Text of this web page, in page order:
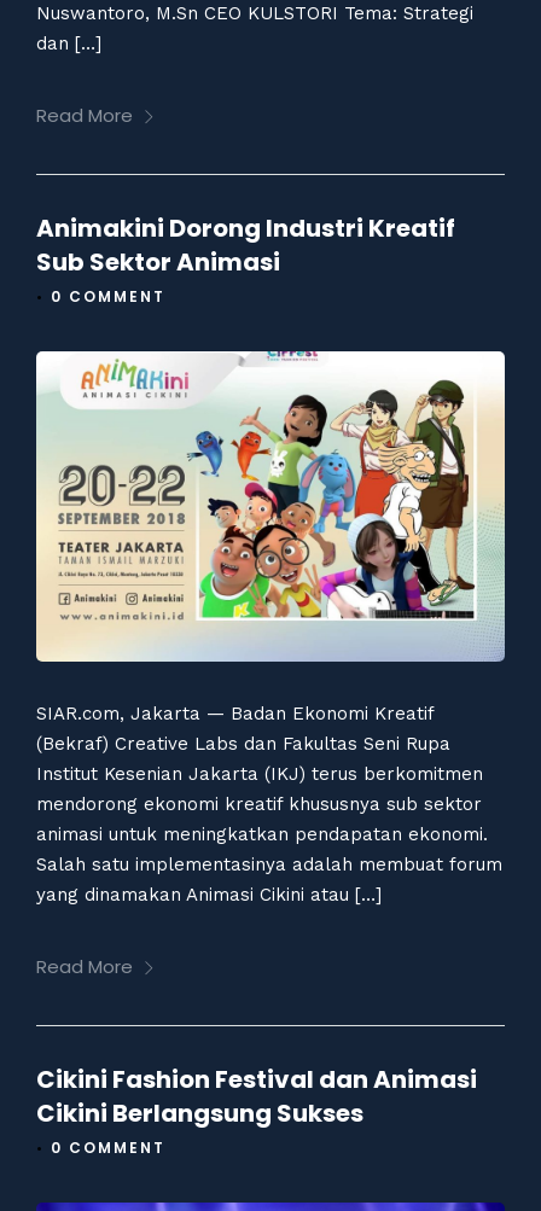
Nuswantoro, M.Sn CEO KULSTORI Tema: Strategi
dan […]
Read More
Animakini Dorong Industri Kreatif
Sub Sektor Animasi
• 0 COMMENT
SIAR.com, Jakarta — Badan Ekonomi Kreatif
(Bekraf) Creative Labs dan Fakultas Seni Rupa
Institut Kesenian Jakarta (IKJ) terus berkomitmen
mendorong ekonomi kreatif khususnya sub sektor
animasi untuk meningkatkan pendapatan ekonomi.
Salah satu implementasinya adalah membuat forum
yang dinamakan Animasi Cikini atau […]
Read More
Cikini Fashion Festival dan Animasi
Cikini Berlangsung Sukses
• 0 COMMENT